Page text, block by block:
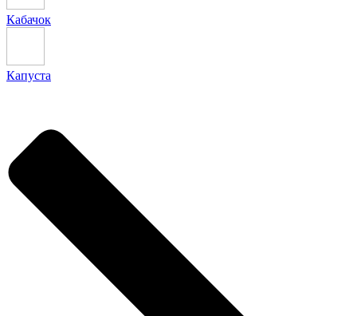
Кабачок
Капуста